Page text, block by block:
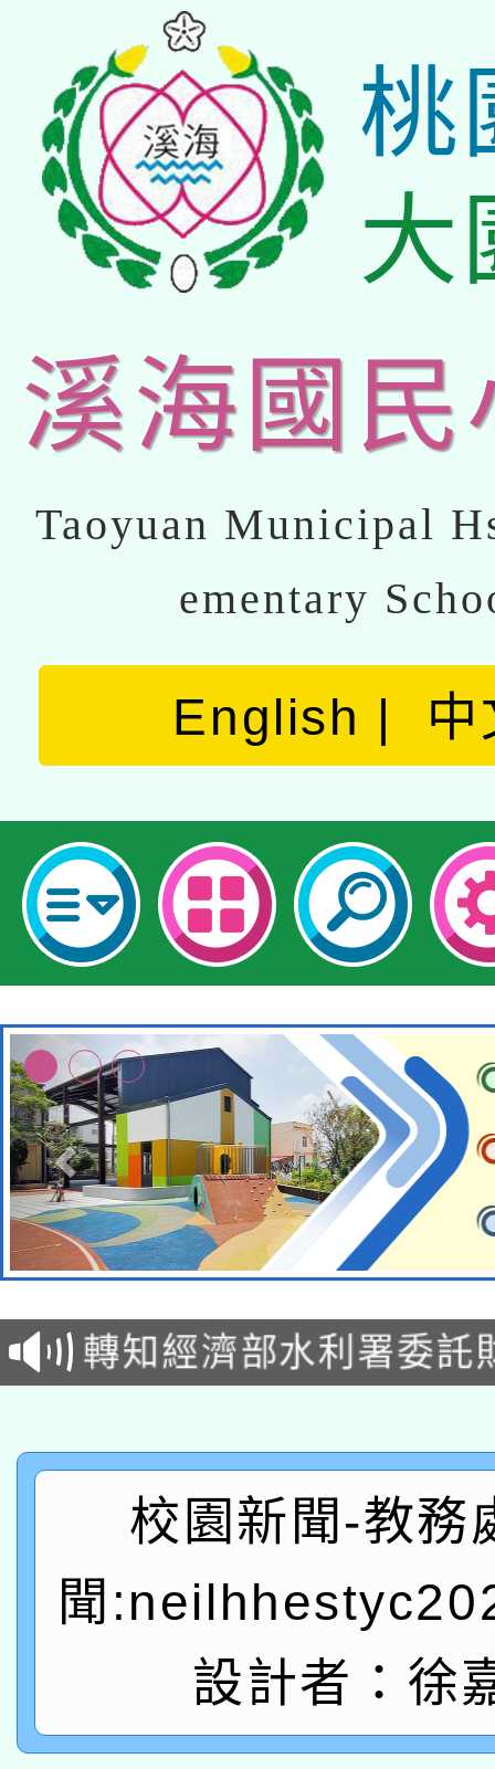
桃
大
溪海國民
Taoyuan Municipal
ementary
English 中
有關大陸委員會函釋公
薪期間赴陸應申請許可
轉知經濟部水利署委託
業技術研究院辦理「
用水績優單位及節水達
動」
115年8月22日(星期六
桃園市孔廟祈福系列
開 智慧啟航」
2026年桃園地景藝術
「2026桃園藝術巡演
轉知教育部國民及學前
國立臺灣師範大學辦理
年度健康促進學校輔導
業成長研習」實施計畫
函轉國家教育研究院中
原住民族教育政策研討
族教育國際趨勢與發展
轉知教育部國民及學前
新北市政府教育局辦理
校園新聞-教務
聞
設計者：徐